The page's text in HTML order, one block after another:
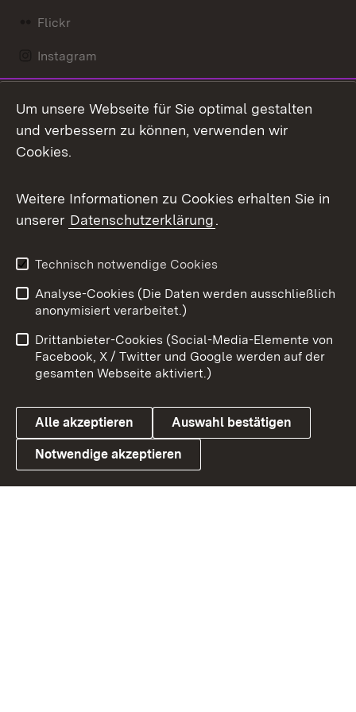
Flickr
Instagram
Mastodon
Messenger
Social Wall
X / Twitter
Youtube
Link zum Landesportal
Benutzungshinweise
Barrierefreiheit
Datenschutz
Cookies
Um unsere Webseite für Sie optimal gestalten
und verbessern zu können, verwenden wir
Cookies.
Weitere Informationen zu Cookies erhalten Sie in
unserer Datenschutzerklärung.
Technisch notwendige Cookies
Analyse-Cookies (Die Daten werden ausschließlich
anonymisiert verarbeitet.)
Drittanbieter-Cookies (Social-Media-Elemente von
Facebook, X / Twitter und Google werden auf der
gesamten Webseite aktiviert.)
Alle akzeptieren Auswahl bestätigen
Notwendige akzeptieren